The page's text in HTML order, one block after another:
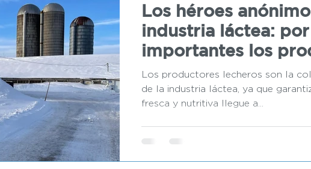
Los héroes
industria láctea:
importantes los
lecheros
Los productores lecheros son la
de la industria láctea, ya que
fresca y nutritiva llegue a...